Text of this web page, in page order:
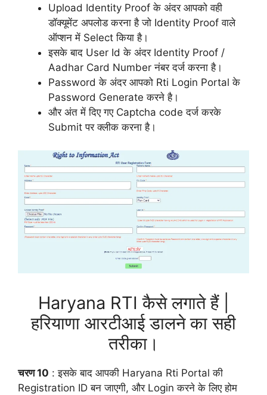
Upload Identity Proof के अंदर आपको वही
डॉक्यूमेंट अपलोड करना है जो Identity Proof वाले
ऑप्शन में Select किया है।
इसके बाद User Id के अंदर Identity Proof /
Aadhar Card Number नंबर दर्ज करना है।
Password के अंदर आपको Rti Login Portal के
Password Generate करने है।
और अंत में दिए गए Captcha code दर्ज करके
Submit पर क्लीक करना है।
Haryana RTI कैसे लगाते हैं |
हरियाणा आरटीआई डालने का सही
तरीका।
चरण 10 : इसके बाद आपकी Haryana Rti Portal की
Registration ID बन जाएगी, और Login करने के लिए होम